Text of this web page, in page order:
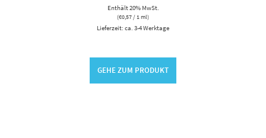
Enthält 20% MwSt.
(€0,57/ 1 ml)
Lieferzeit: ca. 3-4 Werktage
GEHE ZUM PRODUKT